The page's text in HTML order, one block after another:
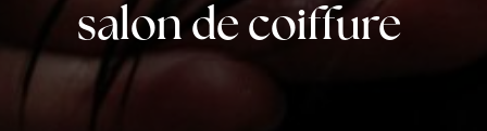
salon de coiffure